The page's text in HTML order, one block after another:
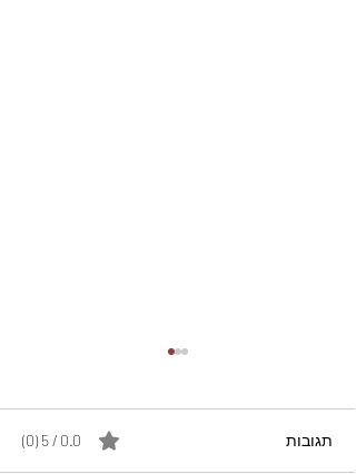
תגובות 0.0 / 5 ‏(0)